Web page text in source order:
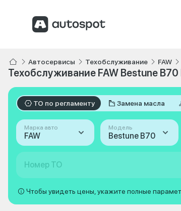
Автосервисы Техобслуживание FAW
Техобслуживание FAW Bestune
ТО по регламенту Замена масла
Марка авто
FAW
Модель
Bestune B70
Номер ТО
Чтобы увидеть цены, укажите полные